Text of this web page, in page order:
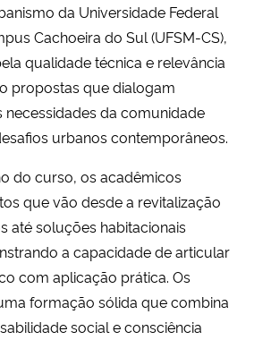
Regional
e dos Direitos Humanos
da Universidade Federal
Cachoeira do Sul (UFSM-CS),
qualidade técnica e relevância
propostas que dialogam
da comunidade
urbanos contemporâneos.
do curso, os acadêmicos
que vão desde a revitalização
até soluções habitacionais
a capacidade de articular
com aplicação prática. Os
formação sólida que combina
social e consciência